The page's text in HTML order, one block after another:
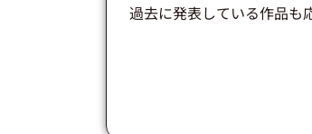
過去に発表している作品も